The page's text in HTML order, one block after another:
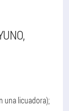
una licuadora);